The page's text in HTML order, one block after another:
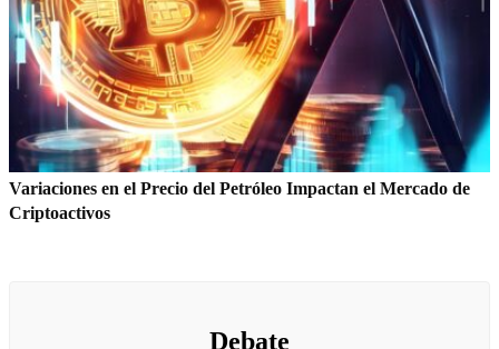
Variaciones en el Precio del Petróleo Impactan el Mercado de
Criptoactivos
Debate